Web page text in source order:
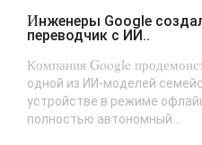
Инженеры Google создали портативный офлайн-
переводчик с ИИ..
Компания Google
одной из ИИ-моделей
устройстве в режиме
полностью автономный...